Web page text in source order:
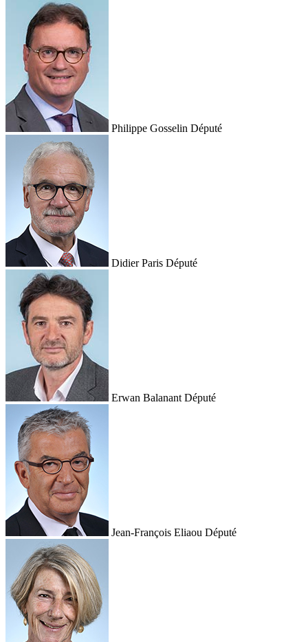
Philippe Gosselin Député
Didier Paris Député
Erwan Balanant Député
Jean-François Eliaou Député